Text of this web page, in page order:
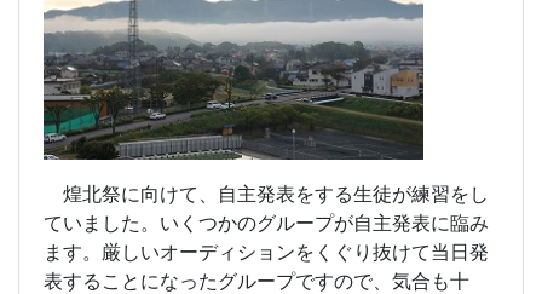
煌北祭に向けて、自主発表をする生徒が練習をし
ていました。いくつかのグループが自主発表に臨み
ます。厳しいオーディションをくぐり抜けて当日発
表することになったグループですので、気合も十